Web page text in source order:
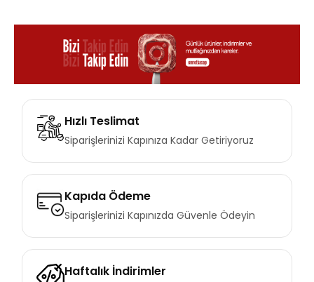
Hızlı Teslimat
Siparişlerinizi Kapınıza Kadar Getiriyoruz
Kapıda Ödeme
Siparişlerinizi Kapınızda Güvenle Ödeyin
Haftalık İndirimler